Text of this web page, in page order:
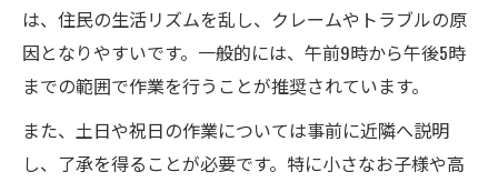
は、住民の生活リズムを乱し、クレームやトラブルの原
因となりやすいです。一般的には、午前9時から午後5時
までの範囲で作業を行うことが推奨されています。
また、土日や祝日の作業については事前に近隣へ説明
し、了承を得ることが必要です。特に小さなお子様や高